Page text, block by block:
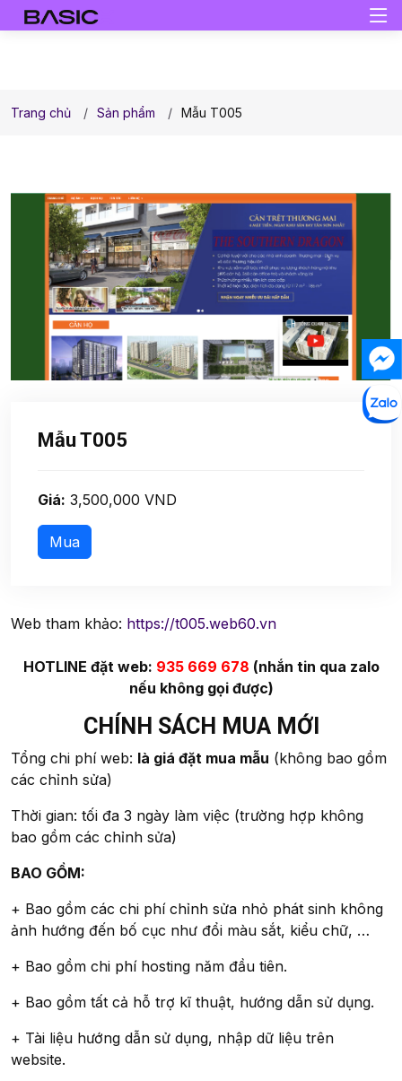
Trang chủ Sản phẩm Mẫu T005
Mẫu T005
Giá: 3,500,000 VND
Web tham khảo: https://t005.web60.vn
HOTLINE đặt web: 935 669 678 (nhắn tin qua zalo
nếu không gọi được)
CHÍNH SÁCH MUA MỚI
Tổng chi phí web: là giá đặt mua mẫu (không bao gồm
các chỉnh sửa)
Thời gian: tối đa 3 ngày làm việc (trường hợp không
bao gồm các chỉnh sửa)
BAO GỒM:
+ Bao gồm các chi phí chỉnh sửa nhỏ phát sinh không
ảnh hướng đến bố cục như đổi màu sắt, kiểu chữ, …
+ Bao gồm chi phí hosting năm đầu tiên.
+ Bao gồm tất cả hỗ trợ kĩ thuật, hướng dẫn sử dụng.
+ Tài liệu hướng dẫn sử dụng, nhập dữ liệu trên
website.